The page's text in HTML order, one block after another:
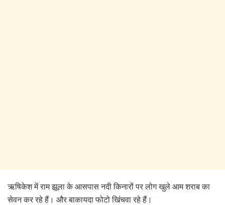
ऋषिकेश में राम झूला के आसपास नदी किनारों पर लोग खुले आम शराब का
सेवन कर रहे हैं। और बाकायदा फोटो खिंचवा रहे हैं।